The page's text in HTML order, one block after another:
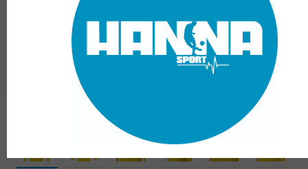
Alle ablehnen
mehr Infos